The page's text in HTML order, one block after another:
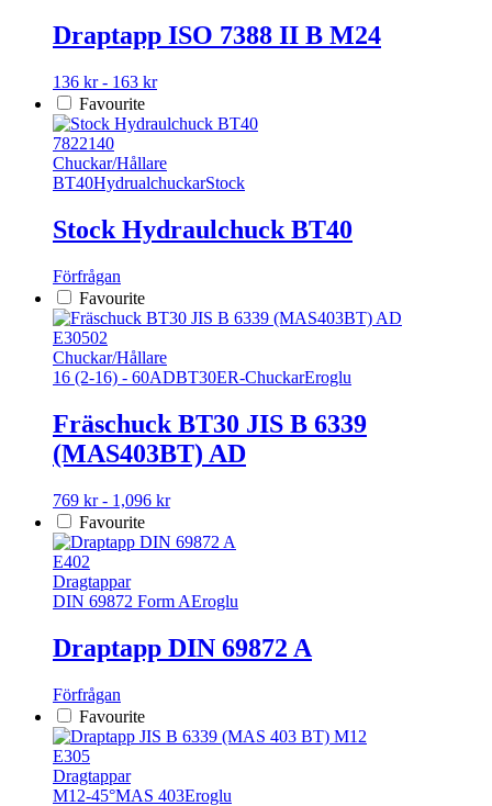
olika
alternativen
produktsidan
Draptapp ISO 7388 II B M24
136 kr - 163 krDen
produkten
flera
varianter.
olika
alternativen
produktsidan
Favourite
7822140
Chuckar/Hållare
BT40HydrualchuckarStock
Stock Hydraulchuck BT40
Förfrågan
Favourite
E30502
Chuckar/Hållare
16 (2-16) - 60ADBT30ER-ChuckarEroglu
Fräschuck BT30 JIS B 6339
(MAS403BT) AD
769 kr - 1,096 krDen
produkten
varianter.
olika
alternativen
produktsidan
Favourite
E402
Dragtappar
DIN 69872 Form AEroglu
Draptapp DIN 69872 A
Förfrågan
Favourite
E305
Dragtappar
M12-45°MAS 403Eroglu